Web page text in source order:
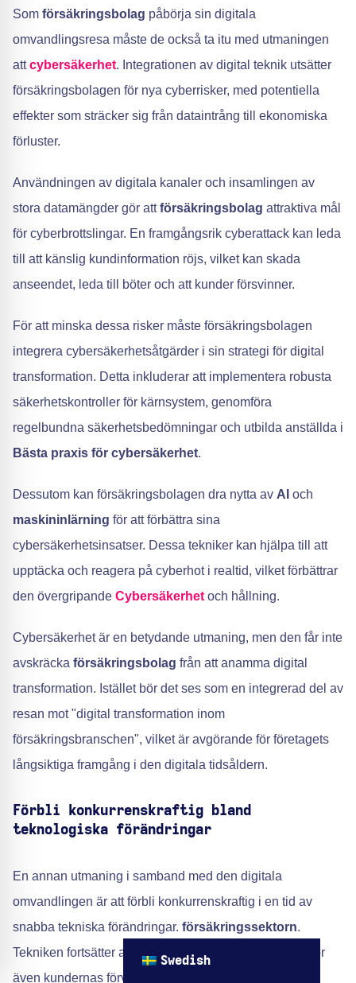
Som försäkringsbolag påbörja sin digitala
omvandlingsresa måste de också ta itu med utmaningen
attcybersäkerhet. Integrationen av digital teknik utsätter
försäkringsbolagen för nya cyberrisker, med potentiella
effekter som sträcker sig från dataintrång till ekonomiska
förluster.
Användningen av digitala kanaler och insamlingen av
stora datamängder gör attförsäkringsbolag attraktiva mål
för cyberbrottslingar. En framgångsrik cyberattack kan leda
till att känslig kundinformation röjs, vilket kan skada
anseendet, leda till böter och att kunder försvinner.
För att minska dessa risker måste försäkringsbolagen
integrera cybersäkerhetsåtgärder i sin strategi för digital
transformation. Detta inkluderar att implementera robusta
säkerhetskontroller för kärnsystem, genomföra
regelbundna säkerhetsbedömningar och utbilda anställda i
Bästa praxis för cybersäkerhet.
Dessutom kan försäkringsbolagen dra nytta av AI och
maskininlärning för att förbättra sina
cybersäkerhetsinsatser. Dessa tekniker kan hjälpa till att
upptäcka och reagera på cyberhot i realtid, vilket förbättrar
den övergripande Cybersäkerhet och hållning.
Cybersäkerhet är en betydande utmaning, men den får inte
avskräcka försäkringsbolag från att anamma digital
transformation. Istället bör det ses som en integrerad del av
resan mot "digital transformation inom
försäkringsbranschen", vilket är avgörande för företagets
långsiktiga framgång i den digitala tidsåldern.
Förbli konkurrenskraftig bland
teknologiska förändringar
En annan utmaning i samband med den digitala
omvandlingen är att förbli konkurrenskraftig i en tid av
snabba tekniska förändringar. försäkringssektorn.
Tekniken fortsätter att utvecklas i snabb takt, och det gör
även kundernas förväntningar och marknadstrenderna.
Swedish